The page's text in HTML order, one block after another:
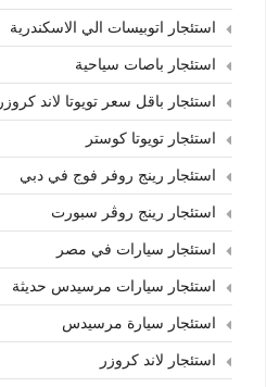
استئجار اتوبيسات الي الاسكندرية
استئجار باصات سياحية
استئجار باقل سعر تويوتا لاند كروزر
استئجار تويوتا كوستر
استئجار رينج روفر فوج في دبي
استئجار رينج روڤر سبورت
استئجار سيارات في مصر
استئجار سيارات مرسيدس حديثة
استئجار سيارة مرسيدس
استئجار لاند كروزر